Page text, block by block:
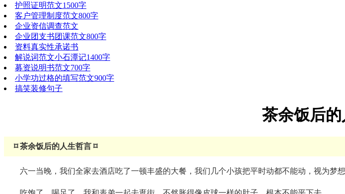
护照证明范文1500字
客户管理制度范文800字
企业资信调查范文
企业团支书团课范文800字
资料真实性承诺书
解说词范文小石潭记1400字
募资说明书范文700字
小学功过格的填写范文900字
搞笑装修句子
茶余饭后
⌑ 茶余饭后的人生哲言 ⌑
六一当晚，我们全家去酒店吃了一顿丰盛的大餐，我们几个小孩把平时动都不能动，视为梦